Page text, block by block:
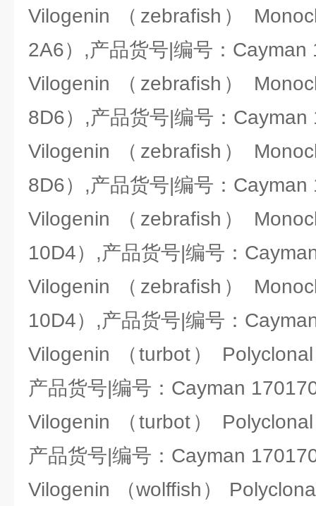
Vilogenin （zebrafish）
2A6）,产品货号|编号：Cayman
Vilogenin （zebrafish）
8D6）,产品货号|编号：Cayman
Vilogenin （zebrafish）
8D6）,产品货号|编号：Cayman
Vilogenin （zebrafish）
10D4）,产品货号|编号：
Vilogenin （zebrafish）
10D4）,产品货号|编号：
Vilogenin （turbot）
产品货号|编号：Cayman
Vilogenin （turbot）
产品货号|编号：Cayman
Vilogenin （wolffish）